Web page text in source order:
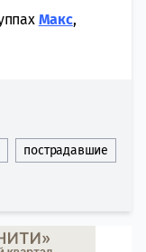
Макс,
пострадавшие